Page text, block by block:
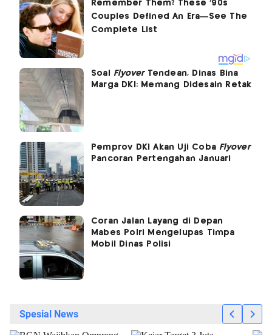
Soal FlyoverTendean, Dinas Bina
Marga DKI: Memang Didesain Retak
Pemprov DKI Akan Uji Coba Flyover
Pancoran Pertengahan Januari
Coran Jalan Layang di Depan
Mabes Polri Mengelupas Timpa
Mobil Dinas Polisi